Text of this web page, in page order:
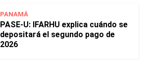
PANAMÁ
PASE-U: IFARHU explica cuándo se
depositará el segundo pago de
2026